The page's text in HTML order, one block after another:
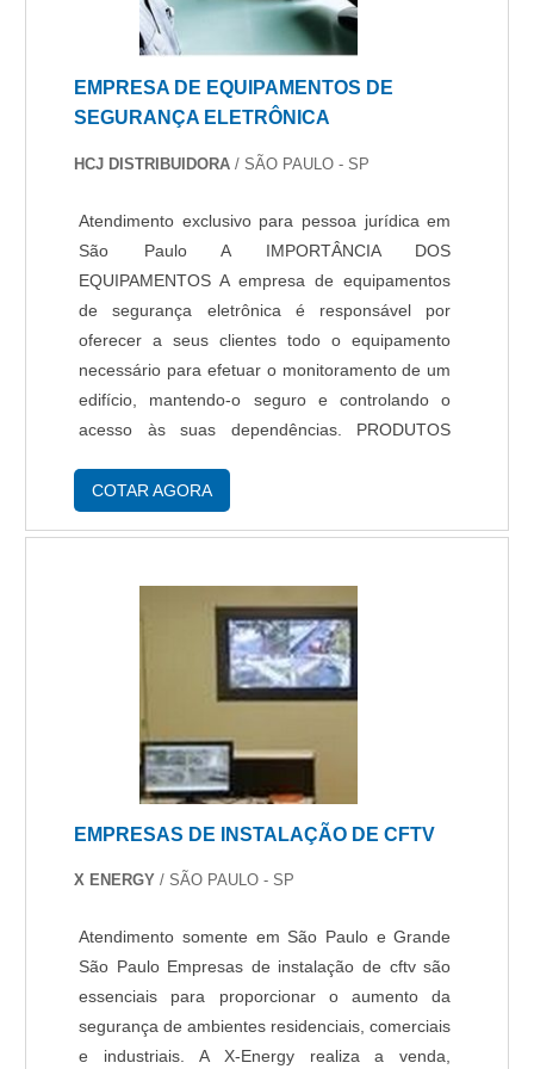
residenciais. A empresa oferece opções como
câmeras CFTV e acesso remoto com ótima
conta com um atendimento qualificado, através
de funcionários especializados e cuidadosos,
que entendem a necessidade de cada cliente.
em instalações de qualidade, aumentando a
eficiência da marca. A Protelt é uma empresa
que tem sido apontada de forma positiva no
mercado pela seriedade e qualidade, que
garantem a melhor experiência de todos os
clientes..
EMPRESA DE EQUIPAMENTOS DE
SEGURANÇA ELETRÔNICA
HCJ DISTRIBUIDORA / SÃO PAULO - SP
Atendimento exclusivo para pessoa jurídica em
São Paulo A IMPORTÂNCIA DOS
EQUIPAMENTOS A empresa de equipamentos
de segurança eletrônica é responsável por
oferecer a seus clientes todo o equipamento
necessário para efetuar o monitoramento de um
edifício, mantendo-o seguro e controlando o
acesso às suas dependências. PRODUTOS
importantes produtos oferecidos pela empresa
COTAR AGORA
EMPRESAS DE INSTALAÇÃO DE CFTV
X ENERGY / SÃO PAULO - SP
Atendimento somente em São Paulo e Grande
São Paulo Empresas de instalação de cftv são
essenciais para proporcionar o aumento da
segurança de ambientes residenciais, comerciais
e industriais. A X-Energy realiza a venda,